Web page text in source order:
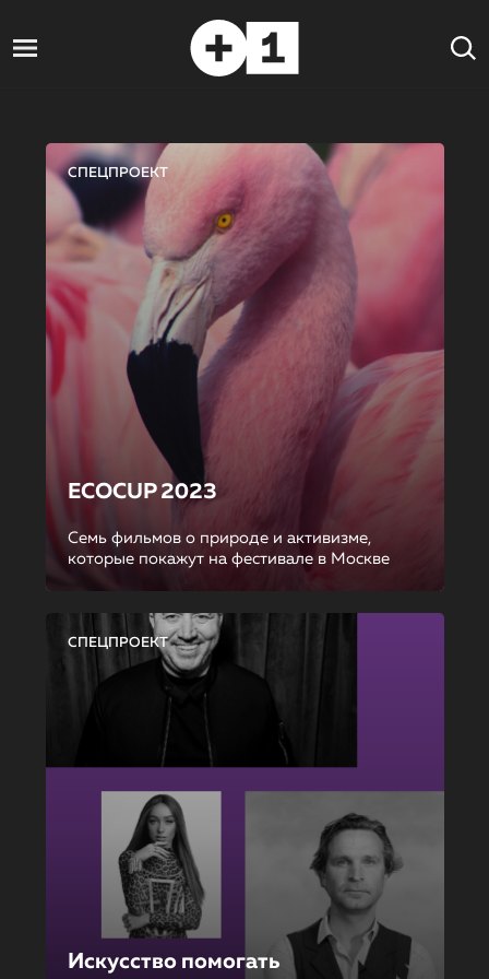
СПЕЦПРОЕКТ
ECOCUP 2023
Семь фильмов о природе и активизме,
которые покажут на фестивале в Москве
СПЕЦПРОЕКТ
Искусство помогать